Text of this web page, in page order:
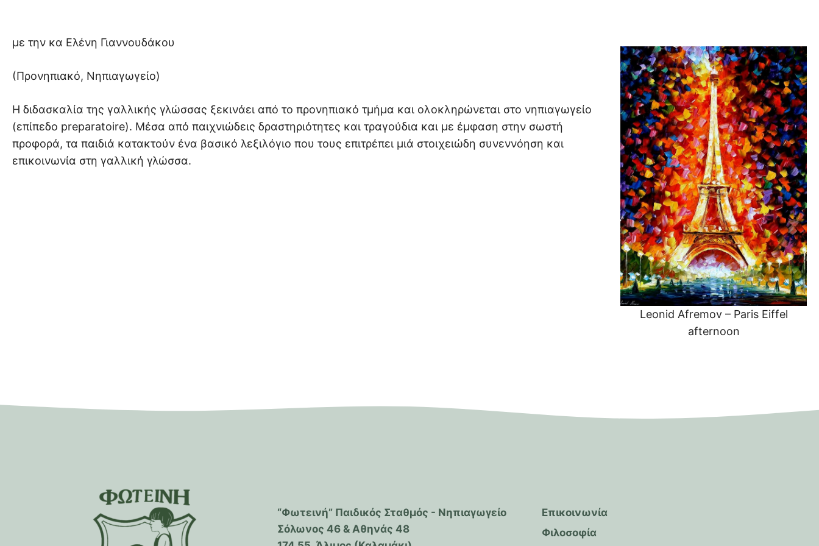
με την κα Ελένη Γιαννουδάκου
(Προνηπιακό, Νηπιαγωγείο)
Η διδασκαλία της γαλλικής γλώσσας ξεκινάει από το προνηπιακό τμήμα και ολοκληρώνεται στο νηπιαγωγείο
(επίπεδο preparatoire). Μέσα από παιχνιώδεις δραστηριότητες και τραγούδια και με έμφαση στην σωστή
προφορά, τα παιδιά κατακτούν ένα βασικό λεξιλόγιο που τους επιτρέπει μιά στοιχειώδη συνεννόηση και
επικοινωνία στη γαλλική γλώσσα.
Leonid Afremov – Paris Eiffel
afternoon
“Φωτεινή” Παιδικός Σταθμός - Νηπιαγωγείο
Σόλωνος 46 & Αθηνάς 48
Επικοινωνία
Φιλοσοφία